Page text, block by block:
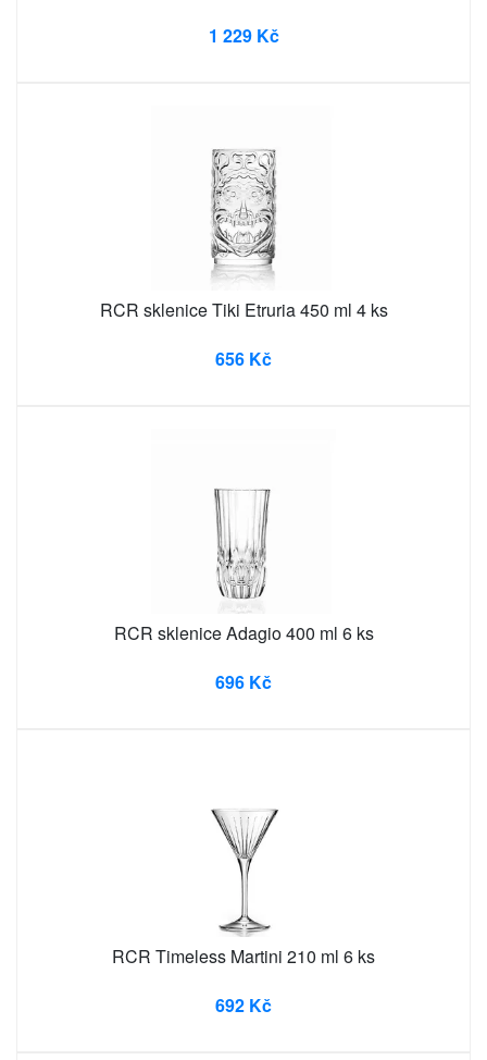
1 229 Kč
RCR sklenice Tiki Etruria 450 ml 4 ks
656 Kč
RCR sklenice Adagio 400 ml 6 ks
696 Kč
RCR Timeless Martini 210 ml 6 ks
692 Kč